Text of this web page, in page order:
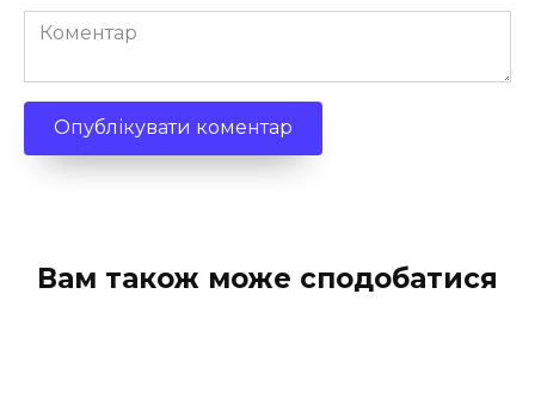
Коментар
Вам також може сподобатися